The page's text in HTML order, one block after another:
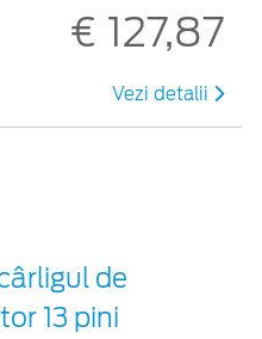
€ 127,87
Vezi detalii
de
13 pini